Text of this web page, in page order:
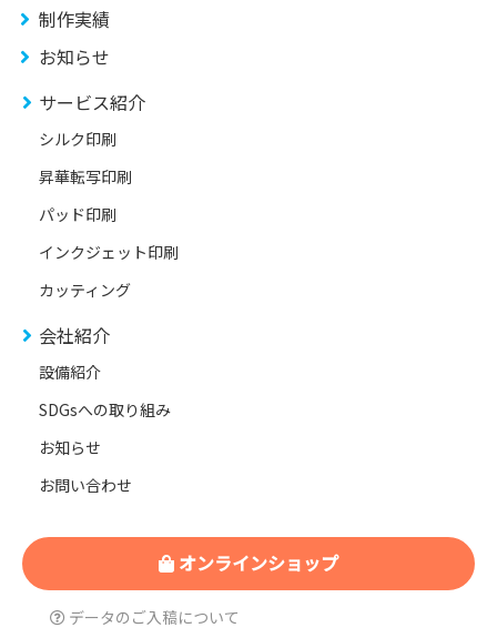
制作実績
お知らせ
サービス紹介
シルク印刷
昇華転写印刷
パッド印刷
インクジェット印刷
カッティング
会社紹介
設備紹介
SDGsへの取り組み
お知らせ
お問い合わせ
オンラインショップ
データのご入稿について